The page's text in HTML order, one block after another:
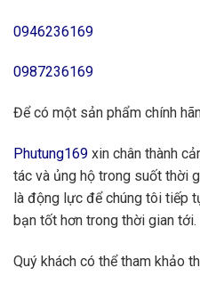
0946236169
0987236169
Để có một sản phẩm chính
Phutung169 xin chân thành
tác và ủng hộ trong suốt thời
là động lực để chúng tôi tiếp
bạn tốt hơn trong thời gian tới.
Quý khách có thể tham khảo